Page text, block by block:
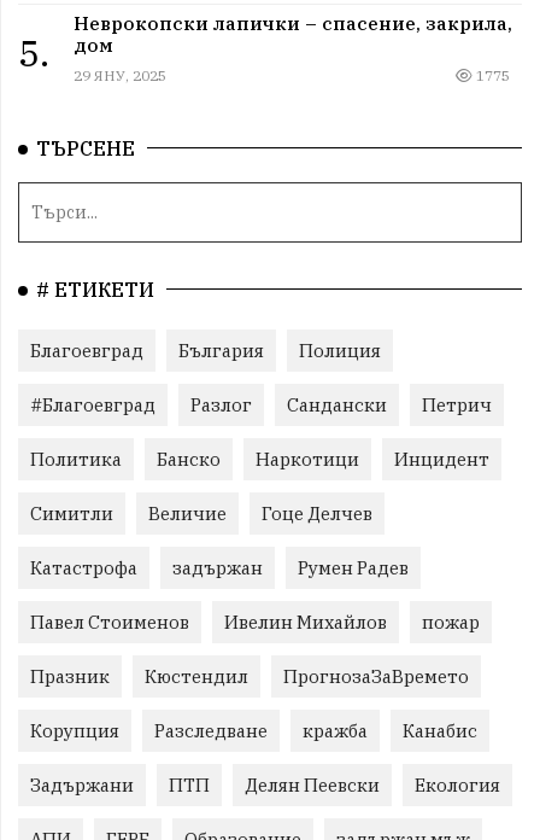
5.
Неврокопски лапички – спасение, закрила,
дом
29 ЯНУ, 2025 1775
ТЪРСЕНЕ
# ЕТИКЕТИ
Благоевград България Полиция
#Благоевград Разлог Сандански Петрич
Политика Банско Наркотици Инцидент
Симитли Величие Гоце Делчев
Катастрофа задържан Румен Радев
Павел Стоименов Ивелин Михайлов пожар
Празник Кюстендил ПрогнозаЗаВремето
Корупция Разследване кражба Канабис
Задържани ПТП Делян Пеевски Екология